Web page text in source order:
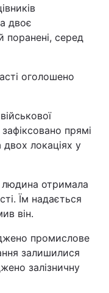
двоє
поранені, серед
оголошено
зафіксовано прямі
двох локаціях у
отримала
Їм надається
він.
промислове
залишилися
залізничну